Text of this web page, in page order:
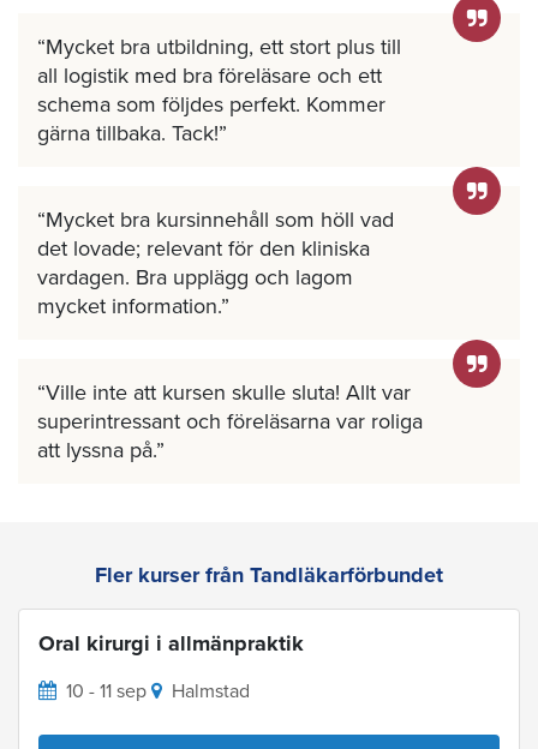
Mycket bra utbildning, ett stort plus till
all logistik med bra föreläsare och ett
schema som följdes perfekt. Kommer
gärna tillbaka. Tack!
Mycket bra kursinnehåll som höll vad
det lovade; relevant för den kliniska
vardagen. Bra upplägg och lagom
mycket information.
Ville inte att kursen skulle sluta! Allt var
superintressant och föreläsarna var roliga
att lyssna på.
Fler kurser från Tandläkarförbundet
Oral kirurgi i allmänpraktik
10 - 11 sep Halmstad